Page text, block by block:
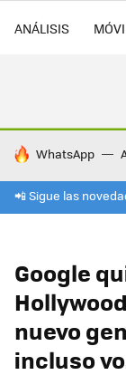
ANÁLISIS
HOY SE HABLA
WhatsApp
📲 Sigue las
Google
nuevo
incluso